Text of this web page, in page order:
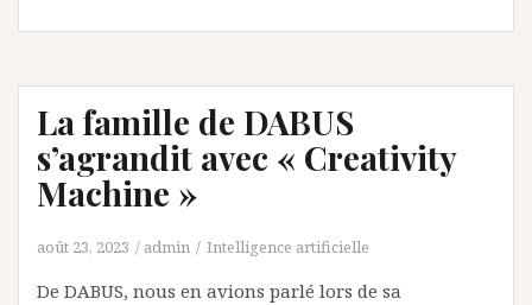
La famille de DABUS
s’agrandit avec « Creativity
Machine »
août 23, 2023 admin Intelligence artificielle
De DABUS, nous en avions parlé lors de sa